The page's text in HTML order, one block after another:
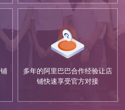
多年的阿里巴巴合作经验让店
铺快速享受官方对接